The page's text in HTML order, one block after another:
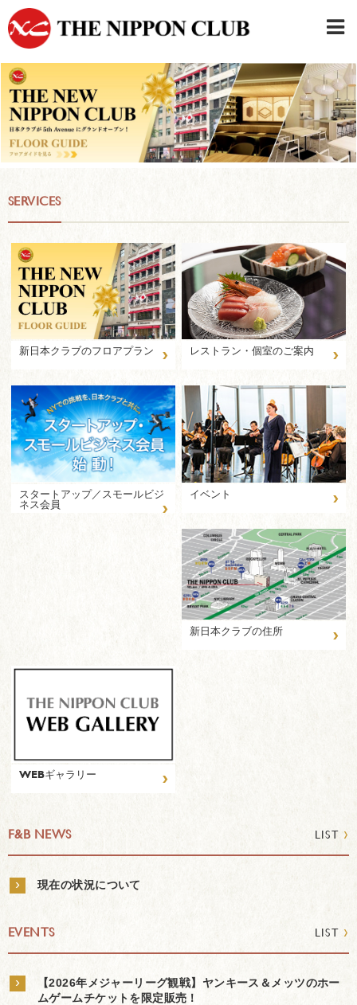
SERVICES
新日本クラブのフロアプラン › レストラン・個室のご案内 ›
スタートアップ／スモールビジ
ネス会員 ›
イベント ›
新日本クラブの住所 ›
WEBギャラリー ›
F&B NEWS LIST ›
› 現在の状況について
EVENTS LIST ›
›
【2026年メジャーリーグ観戦】ヤンキース＆メッツのホー
ムゲームチケットを限定販売！
JAPANESE| ENGLISH
日本クラブメンバーログイン
連絡先・駐車場
はじめてご利用の方はこちら
›